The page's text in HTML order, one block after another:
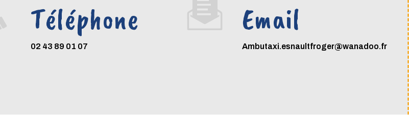
Téléphone
02 43 89 01 07
Email
ambutaxi.esnaultfroger@wanadoo.fr